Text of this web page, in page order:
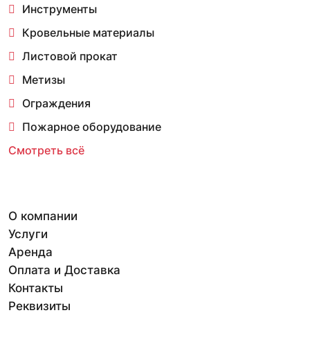
Инструменты
Кровельные материалы
Листовой прокат
Метизы
Ограждения
Пожарное оборудование
Смотреть всё
О компании
Услуги
Аренда
Оплата и Доставка
Контакты
Реквизиты